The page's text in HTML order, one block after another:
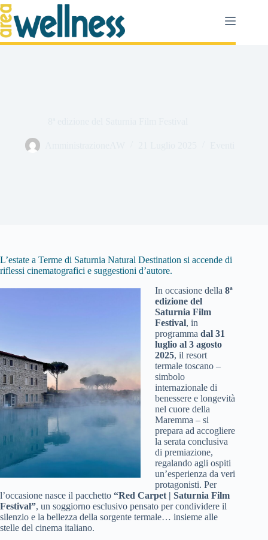
Salta
al
contenuto
L’estate a Terme di Saturnia Natural Destination si accende di
riflessi cinematografici e suggestioni d’autore.
In occasione della 8ª
edizione del
Saturnia Film
Festival, in
programma dal 31
luglio al 3 agosto
2025, il resort
termale toscano –
simbolo
internazionale di
benessere e longevità
nel cuore della
Maremma – si
prepara ad accogliere
la serata conclusiva
di premiazione,
regalando agli ospiti
un’esperienza da veri
protagonisti. Per
l’occasione nasce il pacchetto “Red Carpet | Saturnia Film
Festival”, un soggiorno esclusivo pensato per condividere il
silenzio e la bellezza della sorgente termale… insieme alle
stelle del cinema italiano.